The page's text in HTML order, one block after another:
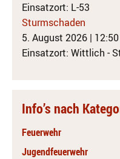
Einsatzort: L-53
Sturmschaden
5. August 2026 | 12:50
Einsatzort: Wittlich -
Info’s nach
Feuerwehr
Jugendfeuerwehr